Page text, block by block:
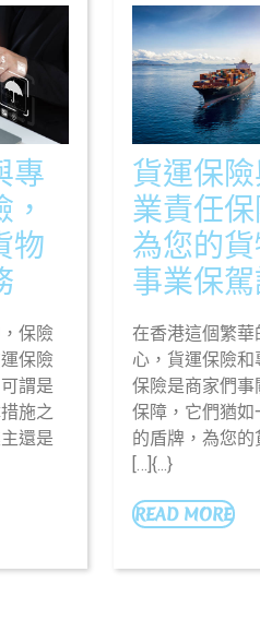
專
物
運
保
險
與
專
任
保險
保險
謂是
施之
還是
貨運保
業責任保
為您的
事業保
在香港這個繁華
心，貨運保險和
保險是商家們事
保障，它們猶如
的盾牌，為您的
[…]{...}
READ MORE